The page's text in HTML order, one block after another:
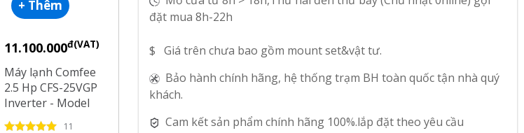
+ Thêm
11.100.000đ(VAT)
Máy lạnh Comfee
2.5 Hp CFS-25VGP
Inverter - Model
2025
11
+ Thêm
9.000.000đ(VAT)
Máy lạnh Comfee 2
Hp CFS-18VGP
Inverter - Model
2025
88
+ Thêm
5.900.000 đ(VAT)
Máy lạnh Comfee
1.5 Hp CFS-13VGP
2025
55
+ Thêm
Máy lạnh Comfee 1
Hp CFS-10VGP
2025
đặt mua 8h-22h
$ Giá trên chưa bao gồm mount set&vật tư.
Bảo hành chính hãng, hệ thống trạm BH toàn quốc tận nhà quý
khách.
Cam kết sản phẩm chính hãng 100%.lắp đặt theo yêu cầu